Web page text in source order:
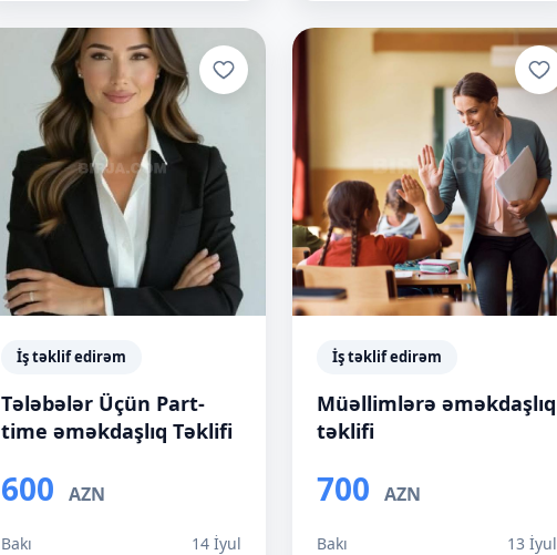
İş təklif edirəm
Tələbələr Üçün Part-
time əməkdaşlıq Təklifi
600 AZN
Bakı 14 İyul
İş təklif edirəm
Müəllimlərə əməkdaşlıq
təklifi
700 AZN
Bakı 13 İyul